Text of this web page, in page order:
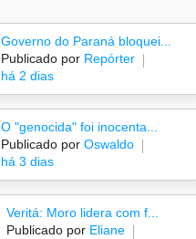
Governo do Paraná bloquei...
Publicado por Repórter
há 2 dias
O "genocida" foi inocenta...
Publicado por Oswaldo
há 3 dias
Veritá: Moro lidera com f...
Publicado porEliane